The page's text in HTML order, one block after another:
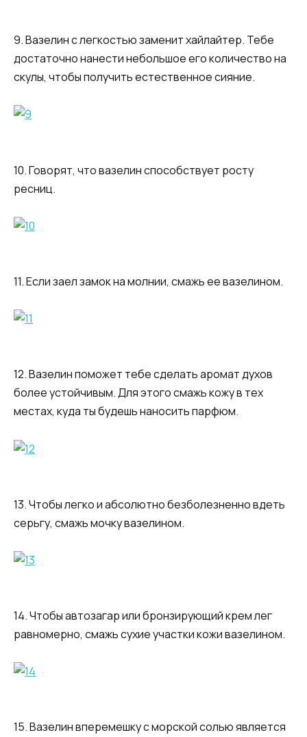
9. Вазелин с легкостью заменит хайлайтер. Тебе
достаточно нанести небольшое его количество на
скулы, чтобы получить естественное сияние.
10. Говорят, что вазелин способствует росту
ресниц.
11. Если заел замок на молнии, смажь ее вазелином.
12. Вазелин поможет тебе сделать аромат духов
более устойчивым. Для этого смажь кожу в тех
местах, куда ты будешь наносить парфюм.
13. Чтобы легко и абсолютно безболезненно вдеть
серьгу, смажь мочку вазелином.
14. Чтобы автозагар или бронзирующий крем лег
равномерно, смажь сухие участки кожи вазелином.
15. Вазелин вперемешку с морской солью является